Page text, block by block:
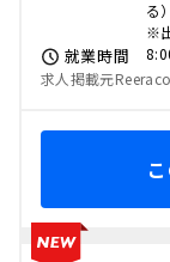
る）
※
就業時間
求人掲載元